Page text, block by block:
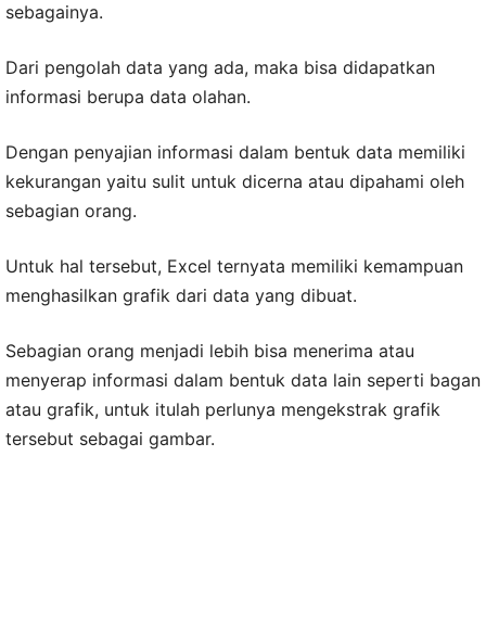
sebagainya.
Dari pengolah data yang ada, maka bisa didapatkan
informasi berupa data olahan.
Dengan penyajian informasi dalam bentuk data memiliki
kekurangan yaitu sulit untuk dicerna atau dipahami oleh
sebagian orang.
Untuk hal tersebut, Excel ternyata memiliki kemampuan
menghasilkan grafik dari data yang dibuat.
Sebagian orang menjadi lebih bisa menerima atau
menyerap informasi dalam bentuk data lain seperti bagan
atau grafik, untuk itulah perlunya mengekstrak grafik
tersebut sebagai gambar.